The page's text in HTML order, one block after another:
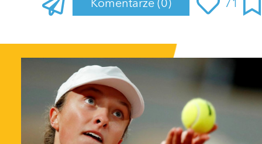
Komentarze (0) 71